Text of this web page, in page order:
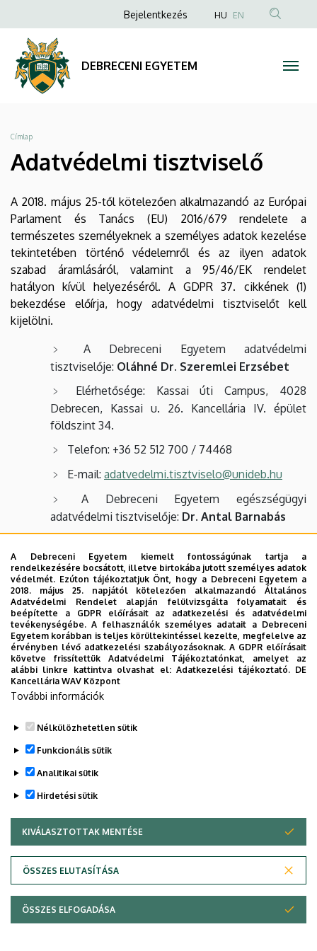
Adatvédelmi
tisztviselő
DEBRECENI
EGYETEM
a
tartalomra
Anonim
menüje
Bejelentkezés HU EN
DEBRECENI EGYETEM
Morzsa
Címlap
Adatvédelmi tisztviselő
A 2018. május 25-től kötelezően alkalmazandó az Európai
Parlament és Tanács (EU) 2016/679 rendelete a
természetes személyeknek a személyes adatok kezelése
tekintetében történő védelemről és az ilyen adatok
szabad áramlásáról, valamint a 95/46/EK rendelet
hatályon kívül helyezéséről. A GDPR 37. cikkének (1)
bekezdése előírja, hogy adatvédelmi tisztviselőt kell
kijelölni.
A Debreceni Egyetem adatvédelmi
tisztviselője: Oláhné Dr. Szeremlei Erzsébet
Elérhetősége: Kassai úti Campus, 4028
Debrecen, Kassai u. 26. Kancellária IV. épület
földszint 34.
Telefon: +36 52 512 700 / 74468
E-mail: adatvedelmi.tisztviselo@unideb.hu
A Debreceni Egyetem egészségügyi
adatvédelmi tisztviselője: Dr. Antal Barnabás
Béla út 2-26., "E" szektor 2. emelet 206. a.
Telefon: +36 52 511 700 / 1495
Mobil: +36 20 620 7868
E-mail: egeszsegugyi.tisztviselo@unideb.hu
A Debreceni Egyetem adatvédelemmel kapcsolatos
információi a Kancellária weboldalának Adatvédelem
menüpontjában találhatók, melyeket azonosítás után
tudnak a felhasználók megtekinteni.
Legutóbb frissítve: 2025. 06. 30. 15:19
© 2026 Unideb
A Debreceni Egyetem kiemelt fontosságúnak tartja a
rendelkezésére bocsátott, illetve birtokába jutott személyes adatok
védelmét. Ezúton tájékoztatjuk Önt, hogy a Debreceni Egyetem a
2018. május 25. napjától kötelezően alkalmazandó Általános
Adatvédelmi Rendelet alapján felülvizsgálta folyamatait és
beépítette a GDPR előírásait az adatkezelési és adatvédelmi
tevékenységébe. A felhasználók személyes adatait a Debreceni
Egyetem korábban is teljes körültekintéssel kezelte, megfelelve az
érvényben lévő adatkezelési szabályozásoknak. A GDPR előírásait
követve frissítettük Adatvédelmi Tájékoztatónkat, amelyet az
alábbi linkre kattintva olvashat el:Adatkezelési tájékoztató. DE
Kancellária WAV Központ
További információk
Nélkülözhetetlen sütik
Funkcionális sütik
Analitikai sütik
Hirdetési sütik
KIVÁLASZTOTTAK MENTÉSE
ÖSSZES ELUTASÍTÁSA
WITHDRAW CONSENT
ÖSSZES ELFOGADÁSA